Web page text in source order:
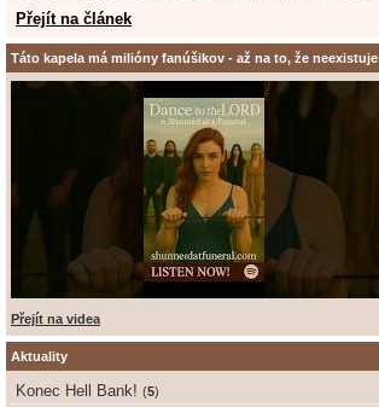
Přejít na článek
Táto kapela má milióny fanúšikov - až na to, že neexistuje
Přejít na videa
Aktuality
Konec Hell Bank! (5)